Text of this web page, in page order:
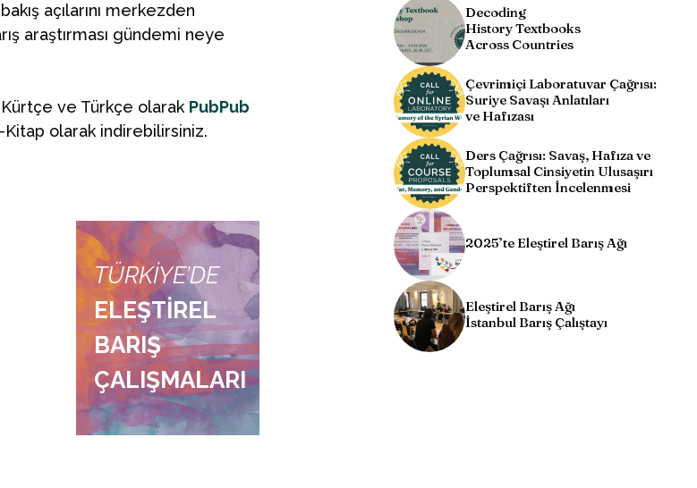
açılarını merkezden
araştırması gündemi neye
ve Türkçe olarak PubPub
Kitap olarak indirebilirsiniz.
TÜRKİYE’DE
ELEŞTİREL
BARIŞ
ÇALIŞMALARI
Decoding
History Textbooks
Across Countries
Çevrimiçi Laboratuvar Çağrısı:
Suriye Savaşı Anlatıları
ve Hafızası
Ders Çağrısı: Savaş, Hafıza ve
Toplumsal Cinsiyetin Ulusaşırı
Perspektiften İncelenmesi
2025’te Eleştirel Barış Ağı
Eleştirel Barış Ağı
İstanbul Barış Çalıştayı